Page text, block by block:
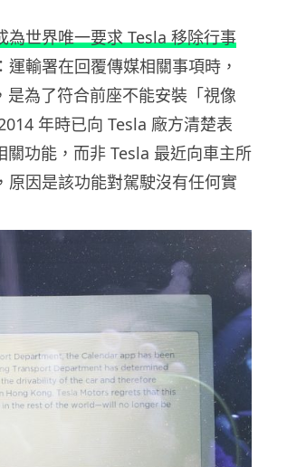
為世界唯一要求 Tesla 移除行事
運輸署在回覆傳媒相關事項時，
為了符合前座不能安裝「視像
年時已向 Tesla 廠方清楚表
功能，而非 Tesla 最近向車主所
因是該功能對駕駛沒有任何實